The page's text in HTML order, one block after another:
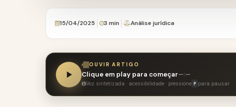
15/04/2025 3 min Análise jurídica
OUVIR ARTIGO
Clique em play para começar—:—
Voz sintetizada · acessibilidade · pressione P para pausar